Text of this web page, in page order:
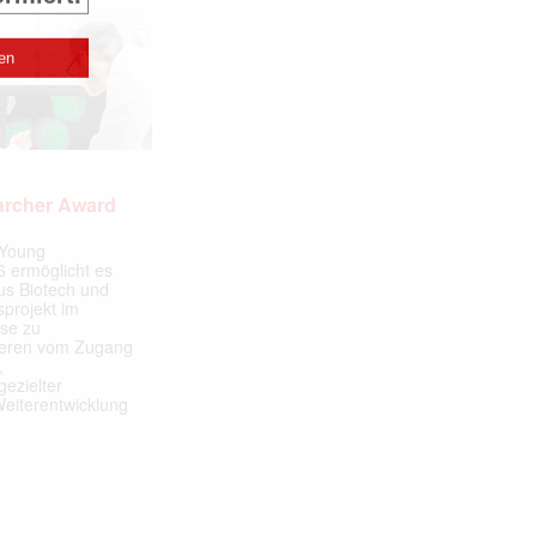
Award
ermöglicht es
Biotech und
im
zu
vom Zugang